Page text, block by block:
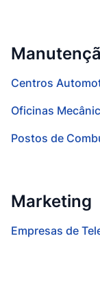
Centros
Oficinas
Postos de
Marketing
Empresas de